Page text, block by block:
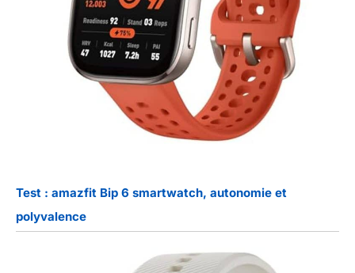
Test : amazfit Bip 6 smartwatch, autonomie et
polyvalence